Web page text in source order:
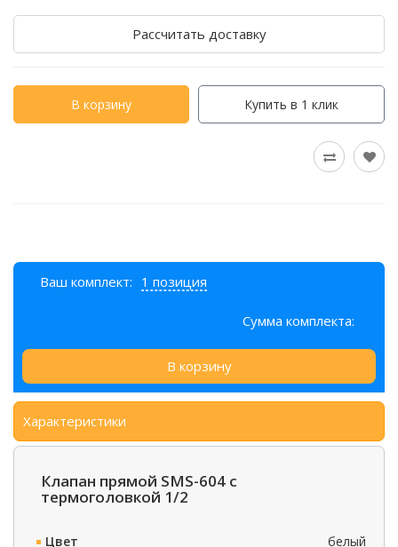
Рассчитать доставку
В корзину Купить в 1 клик
Ваш комплект: 1 позиция
Сумма комплекта:
В корзину
Характеристики
Клапан прямой SMS-604 с
термоголовкой 1/2
Цвет белый